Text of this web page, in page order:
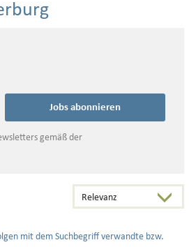
Jobs abonnieren
gemäß der
mit dem Suchbegriff verwandte bzw.